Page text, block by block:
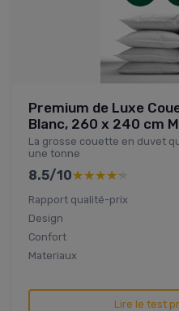
Premium de Luxe
Blanc, 260 x 240 cm
La grosse couette en duvet
une tonne
8.5/10★★★★★
★★★★★
Rapport qualité-prix
Design
Confort
Materiaux
Lire le test